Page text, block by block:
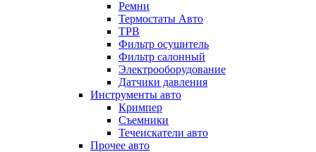
Ремни
Термостаты Авто
ТРВ
Фильтр осушитель
Фильтр салонный
Электрооборудование
Датчики давления
Инструменты авто
Кримпер
Съемники
Течеискатели авто
Прочее авто